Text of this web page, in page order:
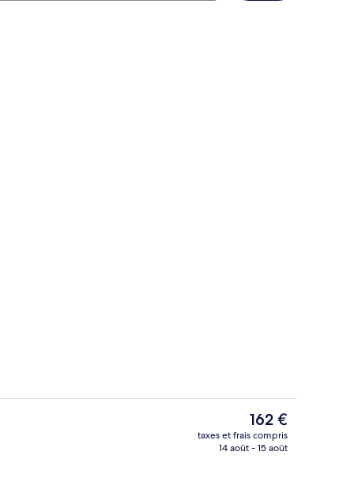
le hall
Le
prix
actuel
162 €
taxes et frais compris
14 août - 15 août